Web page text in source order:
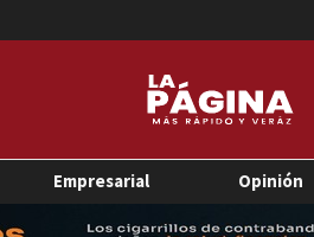
Empresarial Opinión